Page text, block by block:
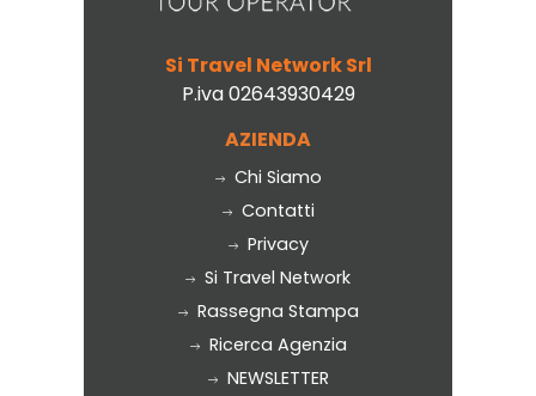
Si Travel Network Srl
P.iva 02643930429
AZIENDA
Chi Siamo
Contatti
Privacy
Si Travel Network
Rassegna Stampa
Ricerca Agenzia
NEWSLETTER